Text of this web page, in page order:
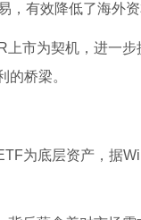
有效降低了海外
市为契机，进一
的桥梁。
为底层资产，据